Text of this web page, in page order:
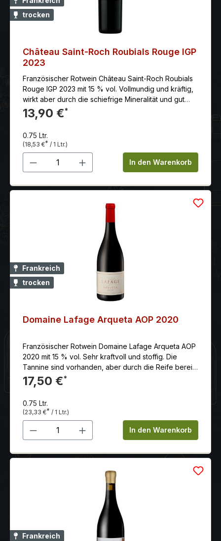
trocken
Château Saint-Roch Roubials Rouge IGP
2023
Französischer Rotwein Château Saint-Roch Roubials
Rouge IGP 2023 mit 15 % vol. Vollmundig und kräftig,
wirkt aber durch die schiefrige Mineralität und gut
eingebundene Tannine nicht plump.
13,90 €*
0.75 Ltr.
(18,53 €* / 1 Ltr.)
Produkt Anzahl: Gib denIn den Warenkorb
Frankreich
trocken
Domaine Lafage Arqueta AOP 2020
Französischer Rotwein Domaine Lafage Arqueta AOP
2020 mit 15 % vol. Sehr kraftvoll und stoffig. Die
Tannine sind vorhanden, aber durch die Reife bereits
gut eingebunden und samtig. Das Finale hat einen
langen, leicht schokoladigen Abgang mit einer
Schieferböden der Weinberge stammt.
17,50 €*
0.75 Ltr.
(23,33 €* / 1 Ltr.)
Produkt Anzahl: Gib denIn den Warenkorb
Frankreich